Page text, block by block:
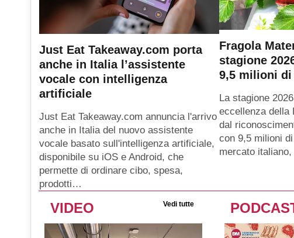
Just Eat Takeaway.com porta
anche in Italia l’assistente
vocale con intelligenza
artificiale
Just Eat Takeaway.com annuncia l'arrivo
anche in Italia del nuovo assistente
vocale basato sull'intelligenza artificiale,
disponibile su iOS e Android, che
permette di ordinare cibo, spesa,
prodotti…
Fragola
stagione
9,5 milioni
La stagione
eccellenza della
dal
con 9,5 milioni
mercato
VIDEO Vedi tutte